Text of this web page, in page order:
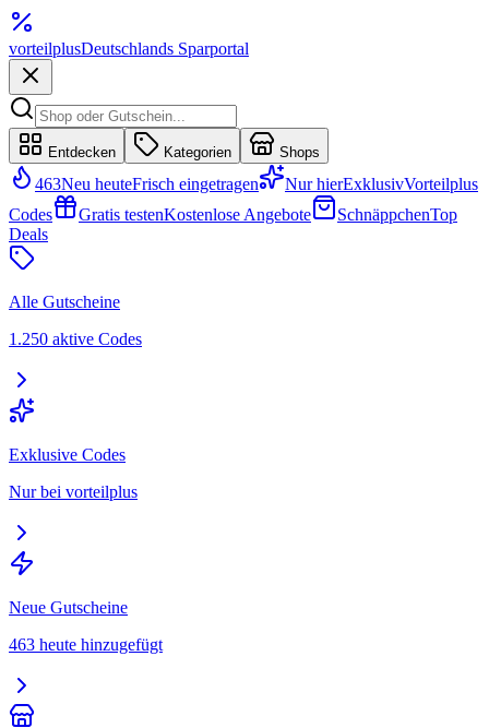
vorteilplusDeutschlands Sparportal
Entdecken Kategorien Shops
463Neu heuteFrisch eingetragen Nur hierExklusivVorteilplus
Codes
Gratis testenKostenlose Angebote SchnäppchenTop
Deals
Alle Gutscheine
1.250 aktive Codes
Exklusive Codes
Nur bei vorteilplus
Neue Gutscheine
463 heute hinzugefügt